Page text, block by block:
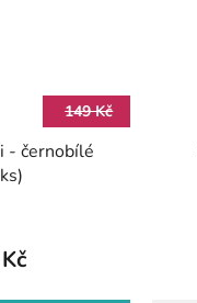
149 Kč
- černobílé